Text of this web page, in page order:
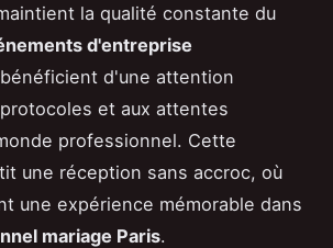
la qualité constante du
d'entreprise
bénéficient d'une attention
et aux attentes
professionnel. Cette
une réception sans accroc, où
une expérience mémorable dans
mariage Paris.